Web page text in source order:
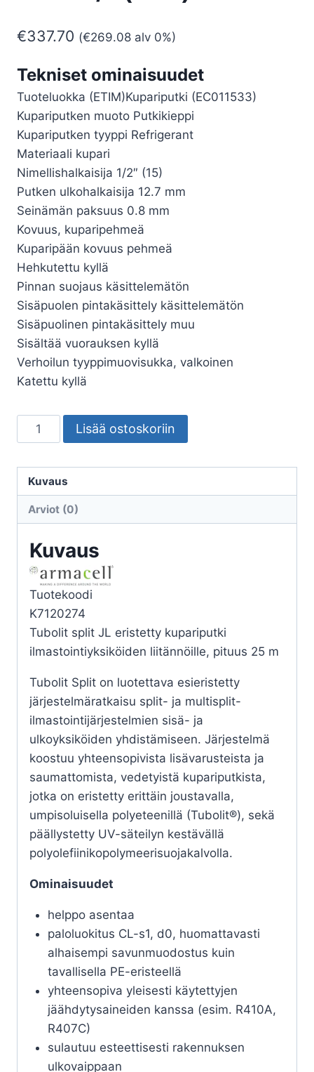
€337.70 (€269.08 alv 0%)
Tekniset ominaisuudet
Tuoteluokka (ETIM)Kupariputki (EC011533)
Kupariputken muoto Putkikieppi
Kupariputken tyyppi Refrigerant
Materiaali kupari
Nimellishalkaisija 1/2″ (15)
Putken ulkohalkaisija 12.7 mm
Seinämän paksuus 0.8 mm
Kovuus, kuparipehmeä
Kuparipään kovuus pehmeä
Hehkutettu kyllä
Pinnan suojaus käsittelemätön
Sisäpuolen pintakäsittely käsittelemätön
Sisäpuolinen pintakäsittely muu
Sisältää vuorauksen kyllä
Verhoilun tyyppimuovisukka, valkoinen
Katettu kyllä
KUPARIPUTKI
JL
ARMACELL
TUBOLIT
SPLIT
(25m)
määrä
Lisää ostoskoriin
Kuvaus
Arviot (0)
Kuvaus
Tuotekoodi
K7120274
Tubolit split JL eristetty kupariputki
ilmastointiyksiköiden liitännöille, pituus 25 m
Tubolit Split on luotettava esieristetty
järjestelmäratkaisu split- ja multisplit-
ilmastointijärjestelmien sisä- ja
ulkoyksiköiden yhdistämiseen. Järjestelmä
koostuu yhteensopivista lisävarusteista ja
saumattomista, vedetyistä kupariputkista,
jotka on eristetty erittäin joustavalla,
umpisoluisella polyeteenillä (Tubolit®), sekä
päällystetty UV-säteilyn kestävällä
polyolefiinikopolymeerisuojakalvolla.
Ominaisuudet
helppo asentaa
paloluokitus CL-s1, d0, huomattavasti
alhaisempi savunmuodostus kuin
tavallisella PE-eristeellä
yhteensopiva yleisesti käytettyjen
jäähdytysaineiden kanssa (esim. R410A,
R407C)
sulautuu esteettisesti rakennuksen
ulkovaippaan